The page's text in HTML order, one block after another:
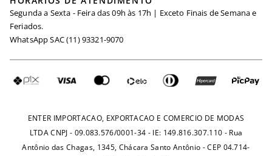
Igualdade Salarial
Requisição de Dados
Trocas
Fretes e Tarifas
Maternidade
Seja um Afiliado
Segunda a Sexta - Feira das 09h às 17h | Exceto Finais de Semana e
Feriados.
WhatsApp SAC (11) 93321-9070
ENTER IMPORTACAO, EXPORTACAO E COMERCIO DE MODAS
LTDA CNPJ - 09.083.576/0001-34 - IE: 149.816.307.110 - Rua
Antônio das Chagas, 1345, Chácara Santo Antônio - CEP 04.714-